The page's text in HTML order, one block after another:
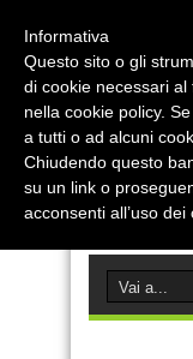
Informativa
Questo sito o gli
di cookie necessari
nella cookie policy.
a tutti o ad alcuni
Chiudendo questo
su un link o
acconsenti all’uso dei